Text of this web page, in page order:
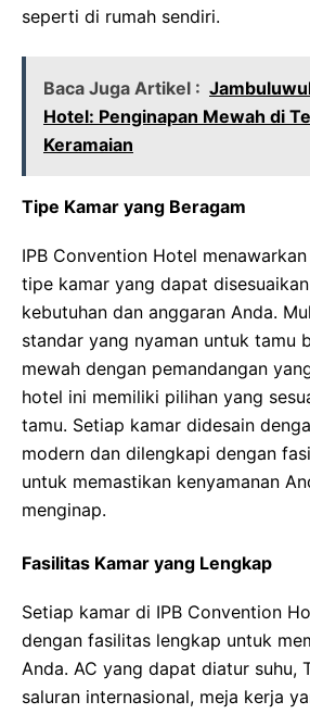
seperti di rumah sendiri.
Baca Juga Artikel :
Hotel: Penginapan Mewah di
Keramaian
Tipe Kamar yang Beragam
IPB Convention Hotel
tipe kamar yang dapat
kebutuhan dan anggaran Anda.
standar yang nyaman untuk tamu
mewah dengan pemandangan
hotel ini memiliki pilihan yang
tamu. Setiap kamar didesain
modern dan dilengkapi dengan
untuk memastikan kenyamanan
menginap.
Fasilitas Kamar yang Lengkap
Setiap kamar di IPB Convention
dengan fasilitas lengkap untuk
Anda. AC yang dapat diatur suhu,
saluran internasional, meja kerja